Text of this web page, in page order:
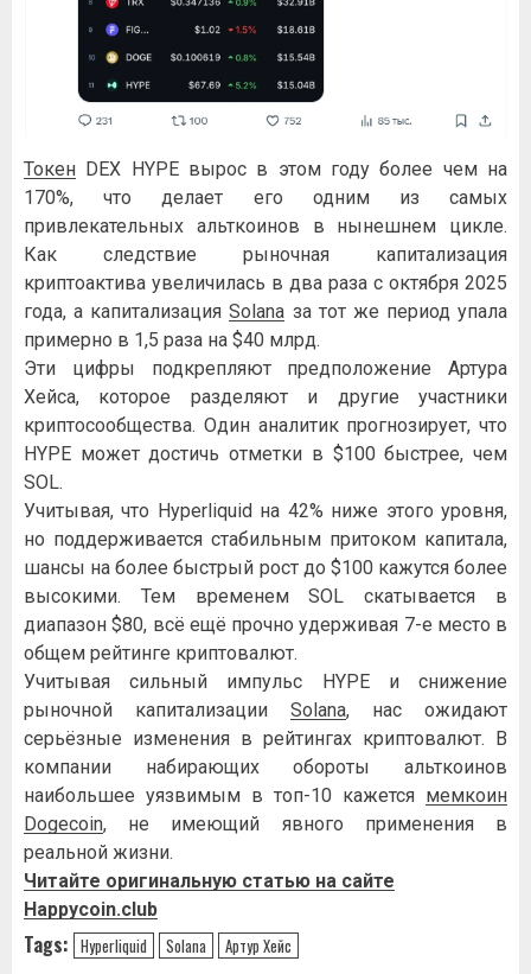
Токен DEX HYPE вырос в этом году более чем на
170%, что делает его одним из самых
привлекательных альткоинов в нынешнем цикле.
Как следствие рыночная капитализация
криптоактива увеличилась в два раза с октября 2025
года, а капитализацияSolana за тот же период упала
примерно в 1,5 раза на $40 млрд.
Эти цифры подкрепляют предположение Артура
Хейса, которое разделяют и другие участники
криптосообщества. Один аналитик прогнозирует, что
HYPE может достичь отметки в $100 быстрее, чем
SOL.
Учитывая, что Hyperliquid на 42% ниже этого уровня,
но поддерживается стабильным притоком капитала,
шансы на более быстрый рост до $100 кажутся более
высокими. Тем временем SOL скатывается в
диапазон $80, всё ещё прочно удерживая 7-е место в
общем рейтинге криптовалют.
Учитывая сильный импульс HYPE и снижение
рыночной капитализации Solana, нас ожидают
серьёзные изменения в рейтингах криптовалют. В
компании набирающих обороты альткоинов
наибольшее уязвимым в топ-10 кажется мемкоин
Dogecoin, не имеющий явного применения в
реальной жизни.
Читайте оригинальную статью на сайте
Happycoin.club
Tags: Hyperliquid Solana Артур Хейс